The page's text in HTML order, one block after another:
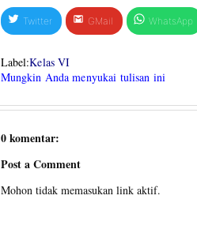
Twitter GMail WhatsApp
Label:Kelas VI
Mungkin Anda menyukai tulisan ini
0 komentar:
Post a Comment
Mohon tidak memasukan link aktif.